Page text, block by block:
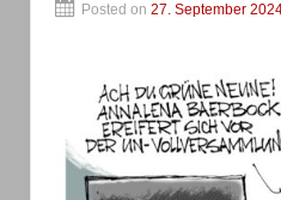
Posted on 27. September